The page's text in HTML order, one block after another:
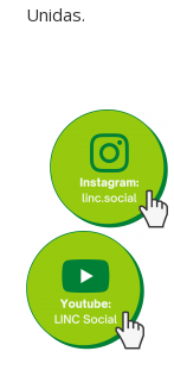
Unidas.